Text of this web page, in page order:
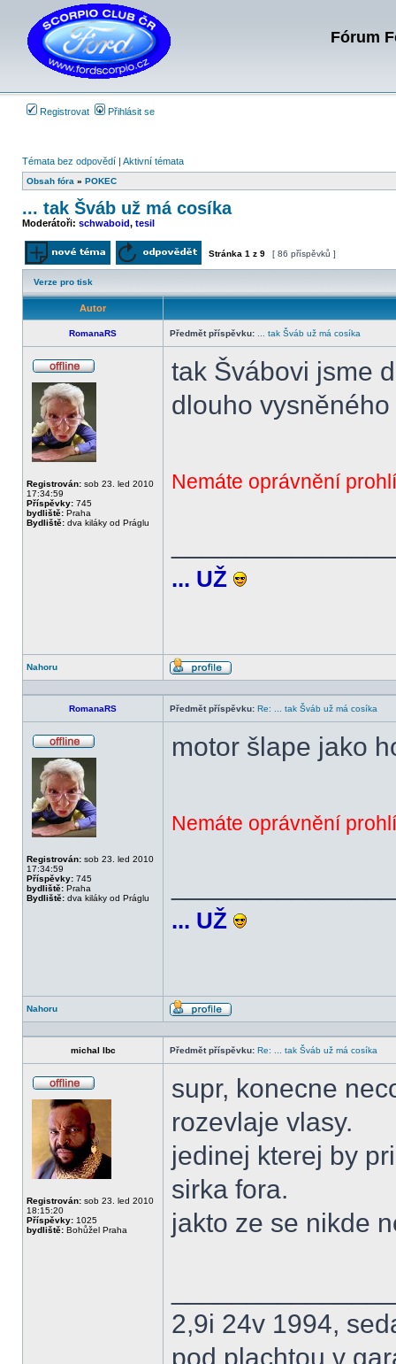
Fórum
Registrovat Přihlásit se
Témata bez odpovědí | Aktivní témata
Obsah fóra » POKEC
... tak Šváb už má cosíka
Moderátoři: schwaboid, tesil
Odeslat nové téma Odpovědět na téma
Stránka 1 z 9 [ 86 příspěvků ]
Verze pro tisk
Autor
RomanaRS Předmět příspěvku: ... tak Šváb už má cosíka
Registrován: sob 23. led 2010
17:34:59
Příspěvky: 745
bydliště: Praha
Bydliště: dva kiláky od Práglu
tak Švábovi jsme
dlouho
Nemáte oprávnění
... UŽ
Nahoru
Profil
RomanaRS Předmět příspěvku: Re: ... tak Šváb už má cosíka
Registrován: sob 23. led 2010
17:34:59
Příspěvky: 745
bydliště: Praha
Bydliště: dva kiláky od Práglu
motor šlape jako
Nemáte oprávnění
... UŽ
Nahoru
Profil
michal lbc Předmět příspěvku: Re: ... tak Šváb už má cosíka
Registrován: sob 23. led 2010
18:15:20
Příspěvky: 1025
bydliště: Bohůžel Praha
supr, konecne
rozevlaje vlasy.
jedinej kterej by
sirka fora.
jakto ze se nikde
2,9i 24v 1994,
pod plachtou v